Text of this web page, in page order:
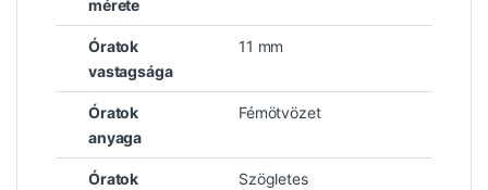
mérete
Óratok
vastagsága
11 mm
Óratok
anyaga
Fémötvözet
Óratok
Szögletes